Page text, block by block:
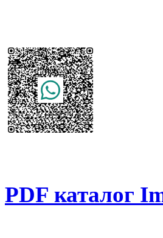
PDF каталог